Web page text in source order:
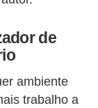
de
ambiente
trabalho a